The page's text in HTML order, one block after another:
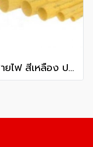
ท่อร้อยสายไฟ สีเหลือง ปลายบาน พีวีซี ท่อน้ำไทย ชั้นคุณภาพ 3 100 มม. 4 นิ้ว ยาว 6 เมตร